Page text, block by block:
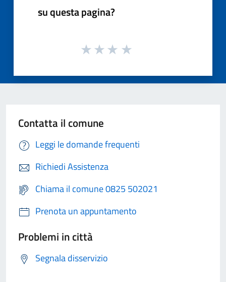
su questa pagina?
Contatta il comune
Leggi le domande frequenti
Richiedi Assistenza
Chiama il comune 0825 502021
Prenota un appuntamento
Problemi in città
Segnala disservizio